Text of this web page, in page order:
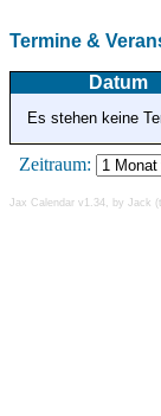
Termine &
Datum
Es stehen keine
Zeitraum:
Jax Calendar v1.34, by Jack